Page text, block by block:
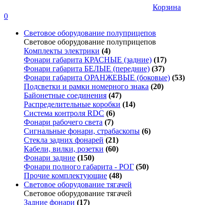
Корзина
0
Световое оборудование полуприцепов
Световое оборудование полуприцепов
Комплекты электрики (4)
Фонари габарита КРАСНЫЕ (задние) (17)
Фонари габарита БЕЛЫЕ (передние) (37)
Фонари габарита ОРАНЖЕВЫЕ (боковые) (53)
Подсветки и рамки номерного знака (20)
Байонетные соединения (47)
Распределительные коробки (14)
Система контроля RDC (6)
Фонари рабочего света (7)
Сигнальные фонари, страбаскопы (6)
Стекла задних фонарей (21)
Кабели, вилки, розетки (60)
Фонари задние (150)
Фонари полного габарита - РОГ (50)
Прочие комплектующие (48)
Световое оборудование тягачей
Световое оборудование тягачей
Задние фонари (17)